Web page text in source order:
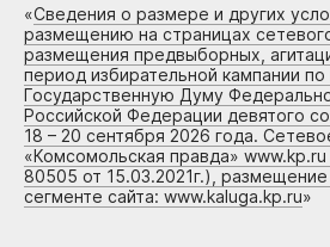
«Сведения о размере и других
размещению на страницах
размещения предвыборных,
период избирательной кампании
Государственную Думу
Российской Федерации девятого
18 – 20 сентября 2026 года.
«Комсомольская правда»
80505 от 15.03.2021г.),
сегменте сайта: www.kaluga.kp.ru»